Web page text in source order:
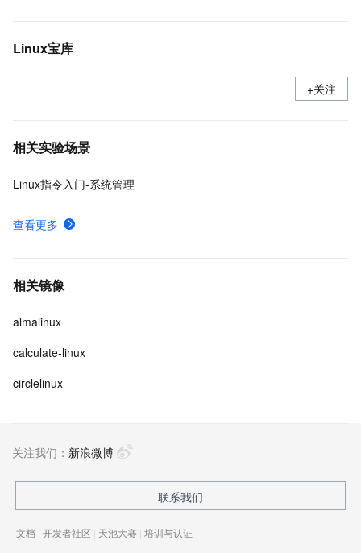
Linux宝库
+关注
相关实验场景
Linux指令入门-系统管理
查看更多
相关镜像
almalinux
calculate-linux
circlelinux
关注我们： 新浪微博
联系我们
文档 | 开发者社区 | 天池大赛 | 培训与认证